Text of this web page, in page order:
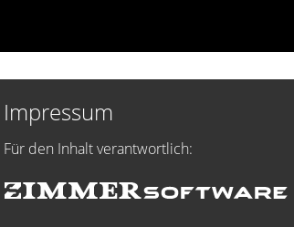
Impressum
Für den Inhalt verantwortlich: